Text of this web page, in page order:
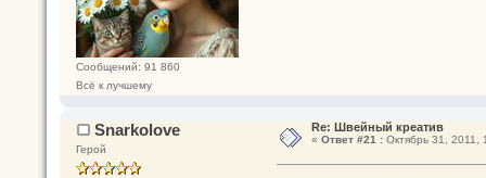
Сообщений: 91 860
Всё к лучшему
Snarkolove
Герой
Re: Швейный креатив
« Ответ #21 :Октябрь 31, 2011,